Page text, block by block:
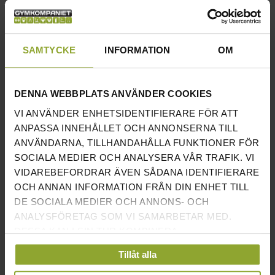
SAMTYCKE INFORMATION OM
DENNA WEBBPLATS ANVÄNDER COOKIES
VI ANVÄNDER ENHETSIDENTIFIERARE FÖR ATT
ANPASSA INNEHÅLLET OCH ANNONSERNA TILL
ANVÄNDARNA, TILLHANDAHÅLLA FUNKTIONER FÖR
SOCIALA MEDIER OCH ANALYSERA VÅR TRAFIK. VI
VIDAREBEFORDRAR ÄVEN SÅDANA IDENTIFIERARE
OCH ANNAN INFORMATION FRÅN DIN ENHET TILL
DE SOCIALA MEDIER OCH ANNONS- OCH
ANALYSFÖRETAG SOM VI SAMARBETAR MED.
DESSA KAN I SIN TUR KOMBINERA
INFORMATIONEN MED ANNAN INFORMATION SOM
DU HAR TILLHANDAHÅLLIT ELLER SOM DE HAR
Tillåt alla
BÄSTA GYMMEN 2026 – HÄR ÄR SVERIGES BÄSTA GYM
TRÄNINGSPROGRAM FÖR LÖPBAND
MARS 03, 2025
SPINNINGCYKEL BÄST I TEST 2025 – VILKA ÄR DE BÄSTA
SPINNINGCYKLARNA?
FEBRUARI 18, 2025
MOTIONSCYKEL BÄST I TEST 2025 - HITTA BÄSTA
TRÄNINGSCYKEL
ARKIV